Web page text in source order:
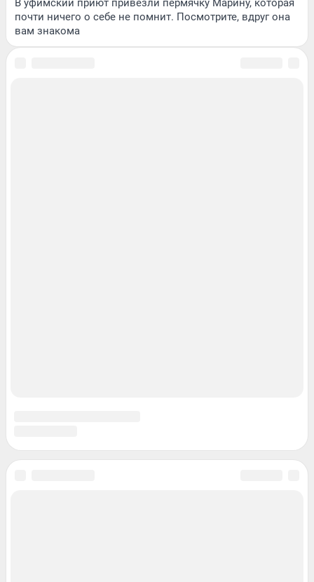
В уфимский приют привезли пермячку Марину, которая
почти ничего о себе не помнит. Посмотрите, вдруг она
вам знакома